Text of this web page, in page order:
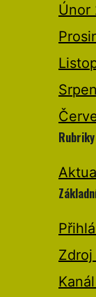
Únor
Rubriky